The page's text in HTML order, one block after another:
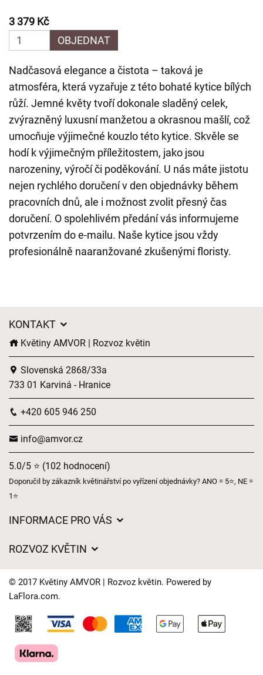
3 379 Kč
OBJEDNAT
Nadčasová elegance a čistota – taková je
atmosféra, která vyzařuje z této bohaté kytice bílých
růží. Jemné květy tvoří dokonale sladěný celek,
zvýrazněný luxusní manžetou a okrasnou mašlí, což
umocňuje výjimečné kouzlo této kytice. Skvěle se
hodí k výjimečným příležitostem, jako jsou
narozeniny, výročí či poděkování. U nás máte jistotu
nejen rychlého doručení v den objednávky během
pracovních dnů, ale i možnost zvolit přesný čas
doručení. O spolehlivém předání vás informujeme
potvrzením do e-mailu. Naše kytice jsou vždy
profesionálně naaranžované zkušenými floristy.
KONTAKT
Květiny AMVOR | Rozvoz květin
Slovenská 2868/33a
733 01 Karviná - Hranice
+420 605 946 250
info@amvor.cz
5.0/5 ⭐ (102 hodnocení)
Doporučil by zákazník květinářství po vyřízení objednávky? ANO = 5⭐, NE =
1⭐
INFORMACE PRO VÁS
Často kladené dotazy
Časy doručení květin – přehled možností
ROZVOZ KVĚTIN
Kam doručujeme květiny
Kontakt
© 2017 Květiny AMVOR | Rozvoz květin. Powered by
LaFlora.com.